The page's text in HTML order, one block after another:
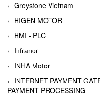
Greystone Vietnam
HIGEN MOTOR
HMI - PLC
Infranor
INHA Motor
INTERNET PAYMENT
PAYMENT PROCESSING